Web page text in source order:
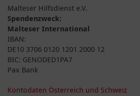
Malteser Hilfsdienst e.V.
Spendenzweck:
Malteser International
IBAN:
DE10 3706 0120 1201 2000 12
BIC: GENODED1PA7
Pax Bank
Kontodaten Österreich und Schweiz